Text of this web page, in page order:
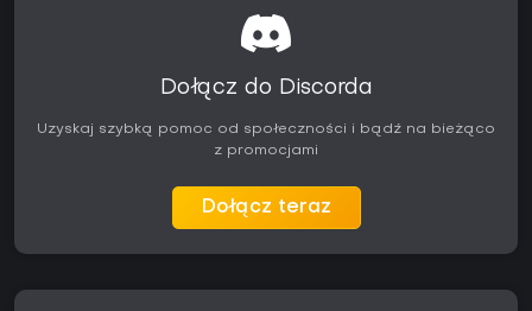
Dołącz do Discorda
Uzyskaj szybką pomoc od społeczności i bądź na bieżąco
z promocjami
Dołącz teraz